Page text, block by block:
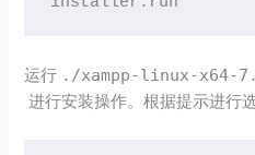
运行 ./xampp-linux-
进行安装操作。根据提示进行